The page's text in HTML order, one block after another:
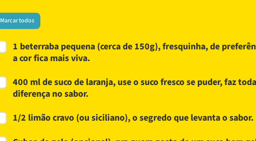
Marcar todos
1 beterraba pequena (cerca de 150g), fresquinha, de
a cor fica mais viva.
400 ml de suco de laranja, use o suco fresco se puder, faz
diferença no sabor.
1/2 limão cravo (ou siciliano), o segredo que levanta o sabor.